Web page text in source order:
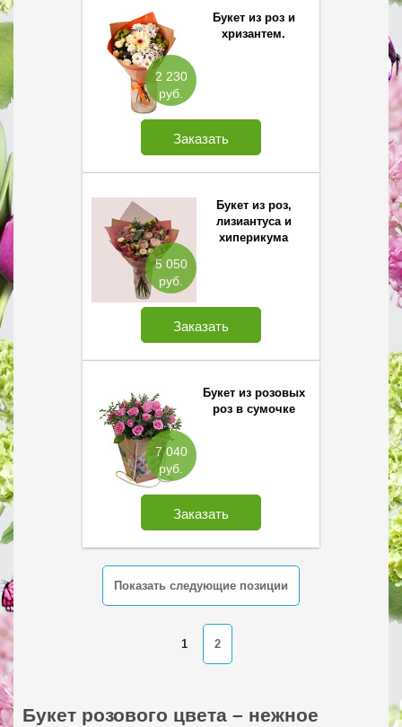
2 230
руб.
Букет из роз и
хризантем.
Заказать
5 050
руб.
Букет из роз,
лизиантуса и
хиперикума
Заказать
7 040
руб.
Букет из розовых
роз в сумочке
Заказать
Показать следующие позиции
1 2
Букет розового цвета – нежное